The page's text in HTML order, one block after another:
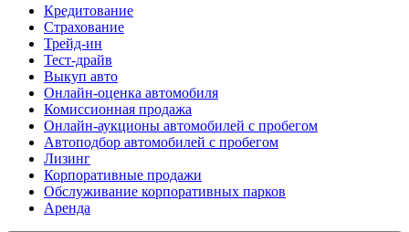
Кредитование
Страхование
Трейд-ин
Тест-драйв
Выкуп авто
Онлайн-оценка автомобиля
Комиссионная продажа
Онлайн-аукционы автомобилей с пробегом
Автоподбор автомобилей с пробегом
Лизинг
Корпоративные продажи
Обслуживание корпоративных парков
Аренда